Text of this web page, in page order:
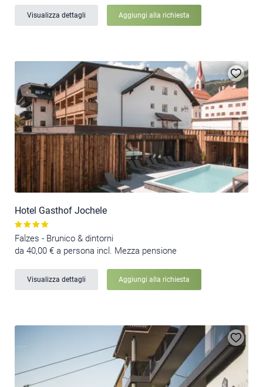
Visualizza dettagli Aggiungi alla richiesta
Hotel Gasthof Jochele
Falzes - Brunico & dintorni
da 40,00 € a persona incl. Mezza pensione
Visualizza dettagli Aggiungi alla richiesta